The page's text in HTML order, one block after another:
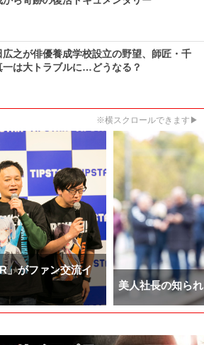
広之が俳優養成学校設立の野望、師匠・千
一は大トラブルに…どうなる？
※横スクロールできます▶
」がファン交流イ
美人社長の知ら